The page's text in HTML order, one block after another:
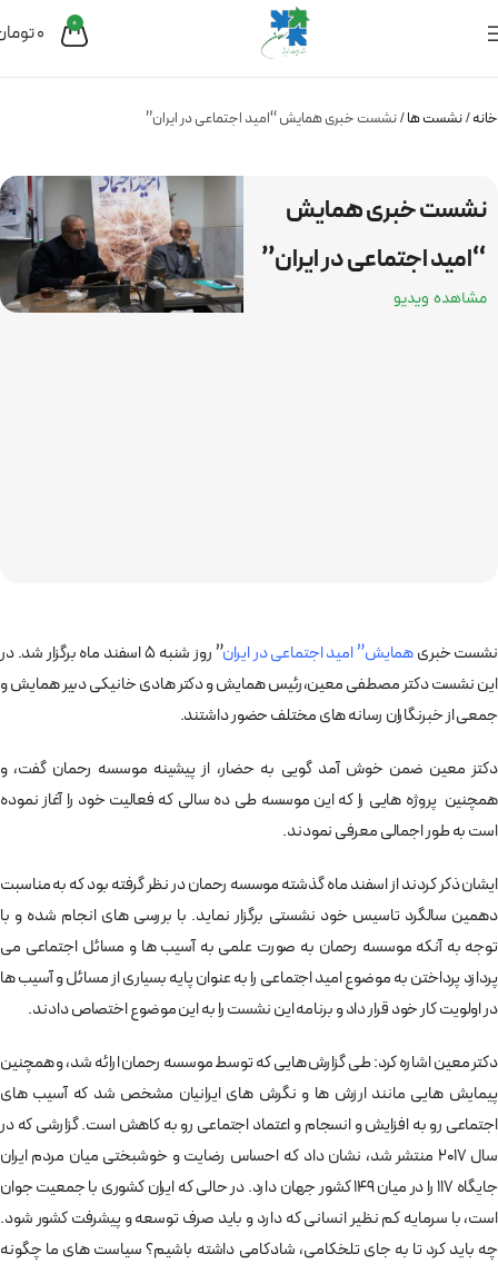
0
0
خانه نشست ها نشست خبری همایش “امید اجتماعی در ایران”
نشست خبری همایش
“امید اجتماعی در ایران”
مشاهده ویدیو
نشست خبریهمایش” امید اجتماعی در ایران
” روز شنبه 5 اسفند ماه برگزار شد. در
این نشست دکتر مصطفی معین،‌رئیس همایش و دکتر هادی خانیکی دبیر همایش و
جمعی از خبرنگاران رسانه های مختلف حضور داشتند.
دکتز معین ضمن خوش آمد گویی به حضار، از پیشینه موسسه رحمان گفت، ‌و
همچنین پروژه هایی را که این موسسه طی ده سالی که فعالیت خود را آغاز نموده
است به طور اجمالی معرفی نمودند.
ایشان ذکر کردند از اسفند ماه گذشته موسسه رحمان در نظر گرفته بود که به مناسبت
دهمین سالگرد تاسیس خود نشستی برگزار نماید. با بررسی های انجام شده و با
توجه به آنکه موسسه رحمان به صورت علمی به آسیب ها و مسائل اجتماعی می
پردازد پرداختن به موضوع امید اجتماعی را به عنوان پایه بسیاری از مسائل و آسیب ها
در اولویت کار خود قرار داد و برنامه این نشست را به این موضوع اختصاص دادند.
دکتر معین اشاره کرد: طی گزارش هایی که توسط موسسه رحمان ارائه شد، و همچنین
پیمایش هایی مانند ارزش ها و نگرش های ایرانیان مشخص شد که آسیب های
اجتماعی رو به افزایش و انسجام و اعتماد اجتماعی رو به کاهش است. گزارشی که در
سال 2017 منتشر شد، نشان داد که احساس رضایت و خوشبختی میان مردم ایران
جایگاه 117 را در میان 149 کشور جهان دارد. در حالی که ایران کشوری با جمعیت جوان
است، با سرمایه کم نظیر انسانی که دارد و باید صرف توسعه و پیشرفت کشور شود.
چه باید کرد تا به جای تلخکامی، شادکامی داشته باشیم؟ سیاست های ما چگونه